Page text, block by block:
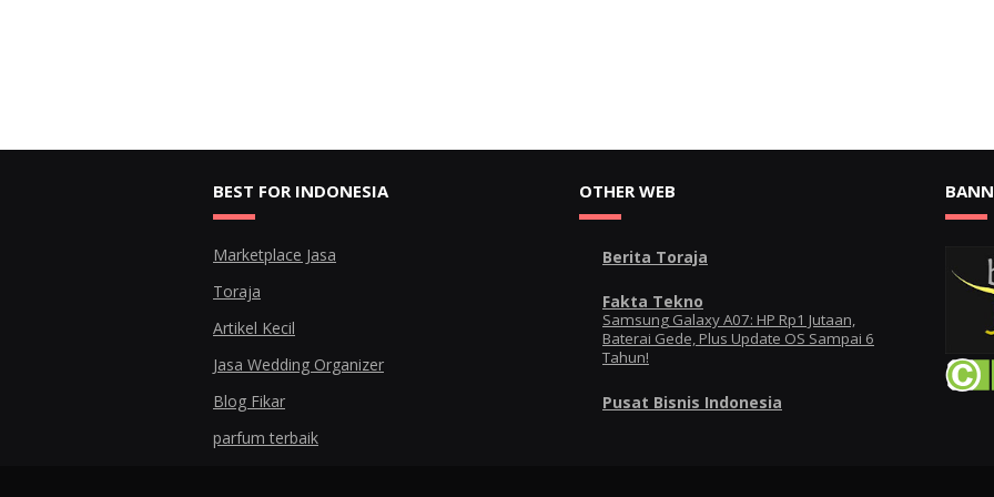
BEST FOR INDONESIA
Marketplace Jasa
Toraja
Artikel Kecil
Jasa Wedding Organizer
Blog Fikar
parfum terbaik
OTHER WEB
Berita Toraja
Fakta Tekno
Samsung Galaxy A07: HP Rp1 Jutaan,
Baterai Gede, Plus Update OS Sampai 6
Tahun!
Pusat Bisnis Indonesia